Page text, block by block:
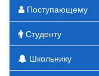
Поступающему
Студенту
Школьнику